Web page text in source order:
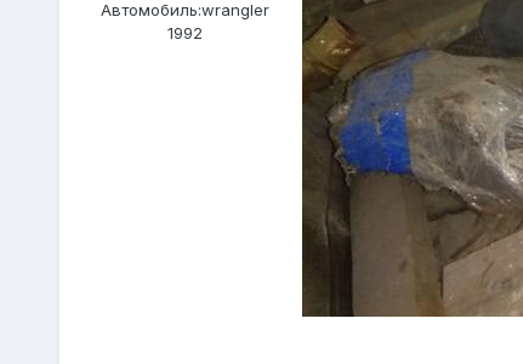
Автомобиль:wrangler
1992